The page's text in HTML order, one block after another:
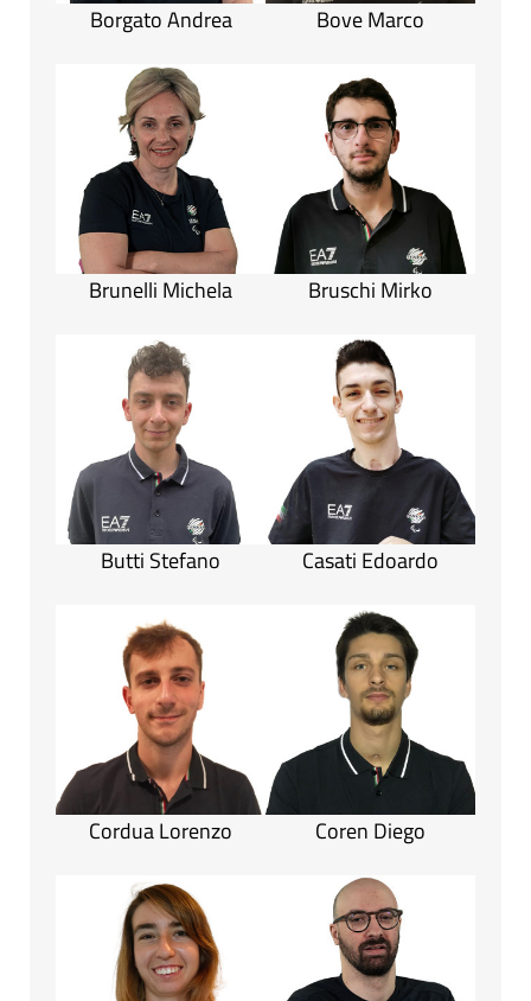
Borgato Andrea Bove Marco
Brunelli Michela Bruschi Mirko
Butti Stefano Casati Edoardo
Cordua Lorenzo Coren Diego